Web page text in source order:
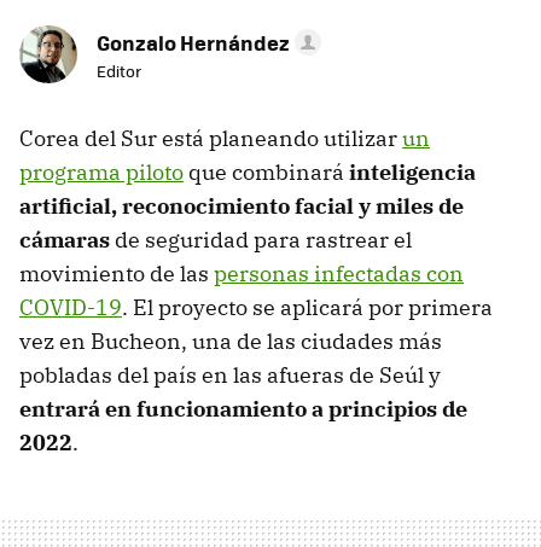
Gonzalo Hernández
Editor
Corea del Sur está planeando utilizarun
programa piloto que combinará inteligencia
artificial, reconocimiento facial y miles de
cámaras de seguridad para rastrear el
movimiento de las personas infectadas con
COVID-19. El proyecto se aplicará por primera
vez en Bucheon, una de las ciudades más
pobladas del país en las afueras de Seúl y
entrará en funcionamiento a principios de
2022.